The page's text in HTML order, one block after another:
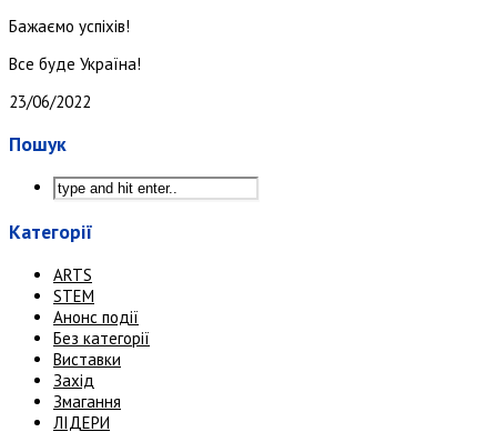
Бажаємо успіхів!
Все буде Україна!
23/06/2022
Пошук
Категорії
ARTS
STEM
Анонс події
Без категорії
Виставки
Захід
Змагання
ЛІДЕРИ